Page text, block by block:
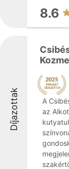
8.6
Díjazottak
A
az